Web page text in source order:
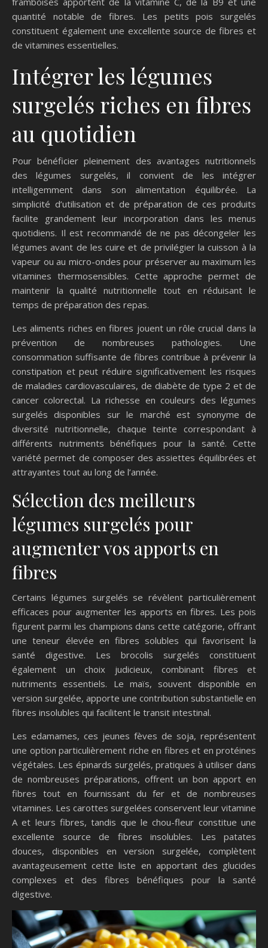
quantité notable de fibres. Les petits pois surgelés
constituent également une excellente source de fibres et
de vitamines essentielles.
Intégrer les légumes
surgelés riches en fibres
au quotidien
Pour bénéficier pleinement des avantages nutritionnels
des légumes surgelés, il convient de les intégrer
intelligemment dans son alimentation équilibrée. La
simplicité d’utilisation et de préparation de ces produits
facilite grandement leur incorporation dans les menus
quotidiens. Il est recommandé de ne pas décongeler les
légumes avant de les cuire et de privilégier la cuisson à la
vapeur ou au micro-ondes pour préserver au maximum les
vitamines thermosensibles. Cette approche permet de
maintenir la qualité nutritionnelle tout en réduisant le
temps de préparation des repas.
Les aliments riches en fibres jouent un rôle crucial dans la
prévention de nombreuses pathologies. Une
consommation suffisante de fibres contribue à prévenir la
constipation et peut réduire significativement les risques
de maladies cardiovasculaires, de diabète de type 2 et de
cancer colorectal. La richesse en couleurs des légumes
surgelés disponibles sur le marché est synonyme de
diversité nutritionnelle, chaque teinte correspondant à
différents nutriments bénéfiques pour la santé. Cette
variété permet de composer des assiettes équilibrées et
attrayantes tout au long de l’année.
Sélection des meilleurs
légumes surgelés pour
augmenter vos apports en
fibres
Certains légumes surgelés se révèlent particulièrement
efficaces pour augmenter les apports en fibres. Les pois
figurent parmi les champions dans cette catégorie, offrant
une teneur élevée en fibres solubles qui favorisent la
santé digestive. Les brocolis surgelés constituent
également un choix judicieux, combinant fibres et
nutriments essentiels. Le maïs, souvent disponible en
version surgelée, apporte une contribution substantielle en
fibres insolubles qui facilitent le transit intestinal.
Les edamames, ces jeunes fèves de soja, représentent
une option particulièrement riche en fibres et en protéines
végétales. Les épinards surgelés, pratiques à utiliser dans
de nombreuses préparations, offrent un bon apport en
fibres tout en fournissant du fer et de nombreuses
vitamines. Les carottes surgelées conservent leur vitamine
A et leurs fibres, tandis que le chou-fleur constitue une
excellente source de fibres insolubles. Les patates
douces, disponibles en version surgelée, complètent
avantageusement cette liste en apportant des glucides
complexes et des fibres bénéfiques pour la santé
digestive.